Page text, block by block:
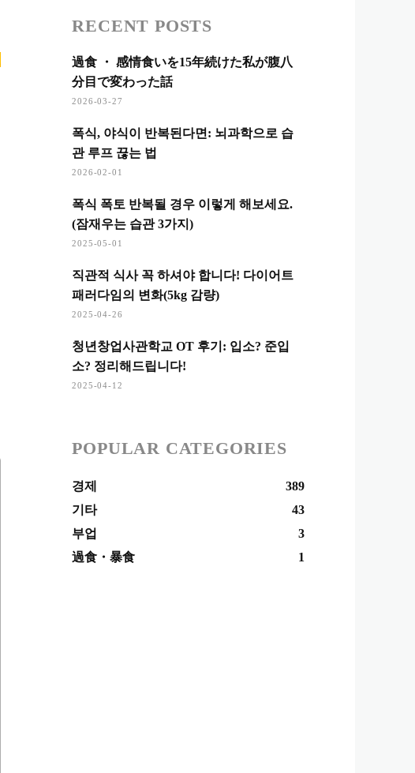
RECENT POSTS
過食 ・ 感情食いを15年続けた私が腹八
分目で変わった話
2026-03-27
폭식, 야식이 반복된다면: 뇌과학으로 습
관 루프 끊는 법
2026-02-01
폭식 폭토 반복될 경우 이렇게 해보세요.
(잠재우는 습관 3가지)
2025-05-01
직관적 식사 꼭 하셔야 합니다! 다이어트
패러다임의 변화(5kg 감량)
2025-04-26
청년창업사관학교 OT 후기: 입소? 준입
소? 정리해드립니다!
2025-04-12
POPULAR CATEGORIES
경제
389
기타
43
부업
3
過食・暴食
1